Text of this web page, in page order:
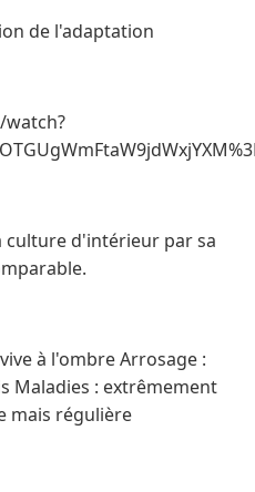
de l'adaptation
culture d'intérieur par sa
à l'ombre Arrosage :
Maladies : extrêmement
mais régulière